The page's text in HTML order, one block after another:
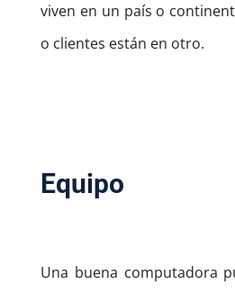
viven en un país o
o clientes están en otro.
Equipo
Una buena computadora